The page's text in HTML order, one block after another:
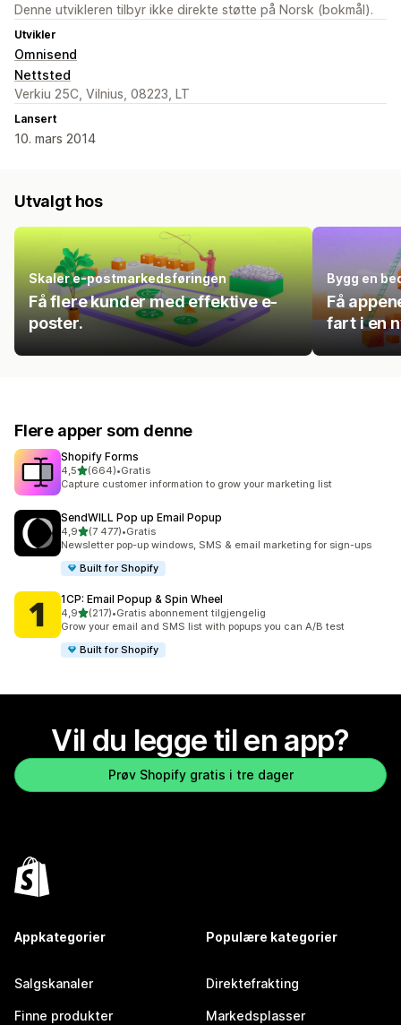
Denne utvikleren tilbyr ikke direkte støtte på Norsk (bokmål).
Utvikler
Omnisend
Nettsted
Verkiu 25C, Vilnius, 08223, LT
Lansert
10. mars 2014
Utvalgt hos
Skaler e-postmarkedsføringen
Få flere kunder med effektive e-
poster.
Bygg en
Få
fart i en
Flere apper som denne
Shopify Forms
4,5av 5 stjerner
(664)
Totalt 664 omtaler
•Gratis
Capture customer information to grow your marketing list
SendWILL Pop up Email Popup
4,9av 5 stjerner
(7 477)
Totalt 7477 omtaler
•Gratis
Newsletter pop-up windows, SMS & email marketing for sign-ups
Built for Shopify
1CP: Email Popup & Spin Wheel
4,9av 5 stjerner
(217)
Totalt 217 omtaler
•Gratis abonnement tilgjengelig
Grow your email and SMS list with popups you can A/B test
Built for Shopify
Vil du legge til en app?
Prøv Shopify gratis i tre dager
Appkategorier
Salgskanaler
Finne produkter
Populære kategorier
Direktefrakting
Markedsplasser